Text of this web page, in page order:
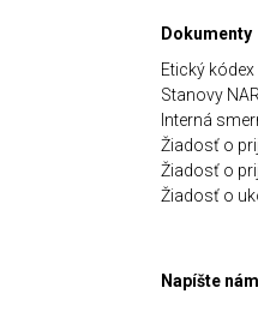
Dokumenty
Etický kódex
Stanovy
Interná
Žiadosť o
Žiadosť o
Žiadosť o
Napíšte nám